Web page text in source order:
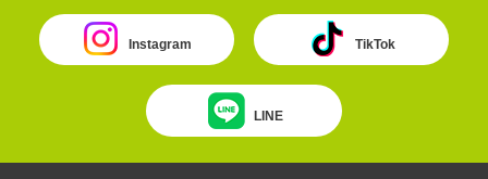
Instagram TikTok
LINE